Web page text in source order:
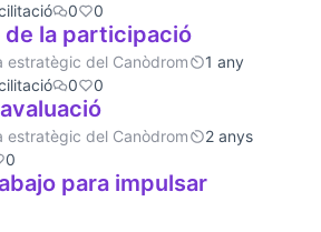
0 0
de la participació
estratègic del Canòdrom
1 any
0 0
estratègic del Canòdrom
2 anys
0
para impulsar